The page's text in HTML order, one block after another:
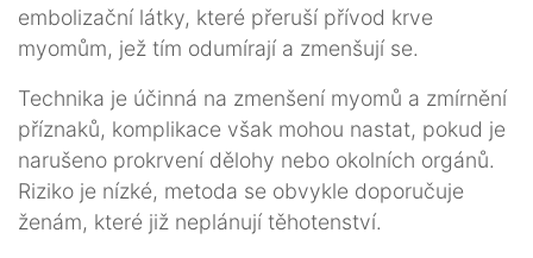
embolizační látky, které přeruší přívod krve
myomům, jež tím odumírají a zmenšují se.
Technika je účinná na zmenšení myomů a zmírnění
příznaků, komplikace však mohou nastat, pokud je
narušeno prokrvení dělohy nebo okolních orgánů.
Riziko je nízké, metoda se obvykle doporučuje
ženám, které již neplánují těhotenství.